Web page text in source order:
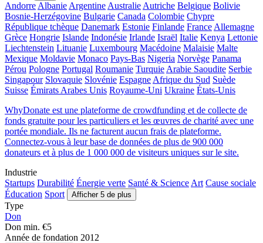
Andorre Albanie Argentine Australie Autriche Belgique Bolivie
Bosnie-Herzégovine Bulgarie Canada Colombie Chypre
République tchèque Danemark Estonie Finlande France Allemagne
Grèce Hongrie Islande Indonésie Irlande Israël Italie Kenya Lettonie
Liechtenstein Lituanie Luxembourg Macédoine Malaisie Malte
Mexique Moldavie Monaco Pays-Bas Nigeria Norvège Panama
Pérou Pologne Portugal Roumanie Turquie Arabie Saoudite Serbie
Singapour Slovaquie Slovénie Espagne Afrique du Sud Suède
Suisse Émirats Arabes Unis Royaume-Uni Ukraine États-Unis
WhyDonate est une plateforme de crowdfunding et de collecte de
fonds gratuite pour les particuliers et les œuvres de charité avec une
portée mondiale. Ils ne facturent aucun frais de plateforme.
Connectez-vous à leur base de données de plus de 900 000
donateurs et à plus de 1 000 000 de visiteurs uniques sur le site.
Industrie
Startups Durabilité Énergie verte Santé & Science Art Cause sociale
Éducation Sport Afficher 5 de plus
Type
Don
Don min. €5
Année de fondation 2012